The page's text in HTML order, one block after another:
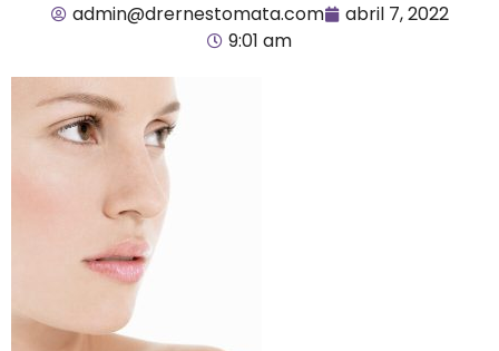
admin@drernestomata.com
abril 7, 2022
9:01 am